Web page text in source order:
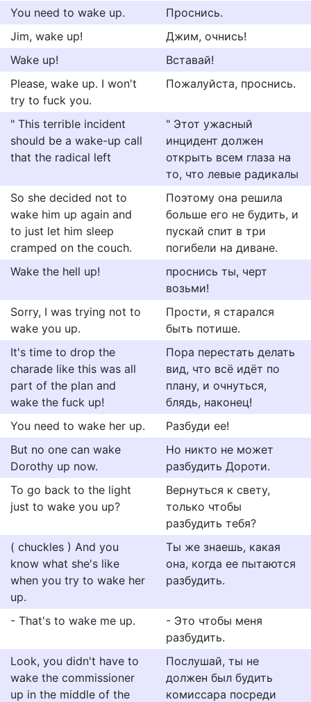
You need to wake up.
Проснись.
Jim, wake up!
Джим, очнись!
Wake up!
Вставай!
Please, wake up. I won't
try to fuck you.
Пожалуйста, проснись.
" This terrible incident
should be a wake-up call
that the radical left
" Этот ужасный
инцидент должен
открыть всем глаза на
то, что левые радикалы
So she decided not to
wake him up again and
to just let him sleep
cramped on the couch.
Поэтому она решила
больше его не будить, и
пускай спит в три
погибели на диване.
Wake the hell up!
проснись ты, черт
возьми!
Sorry, I was trying not to
wake you up.
Прости, я старался
быть потише.
It's time to drop the
charade like this was all
part of the plan and
wake the fuck up!
Пора перестать делать
вид, что всё идёт по
плану, и очнуться,
блядь, наконец!
You need to wake her up.
Разбуди ее!
But no one can wake
Dorothy up now.
Но никто не может
разбудить Дороти.
To go back to the light
just to wake you up?
Вернуться к свету,
только чтобы
разбудить тебя?
( chuckles ) And you
know what she's like
when you try to wake her
up.
Ты же знаешь, какая
она, когда ее пытаются
разбудить.
- That's to wake me up.
- Это чтобы меня
разбудить.
Look, you didn't have to
wake the commissioner
up in the middle of the
Послушай, ты не
должен был будить
комиссара посреди